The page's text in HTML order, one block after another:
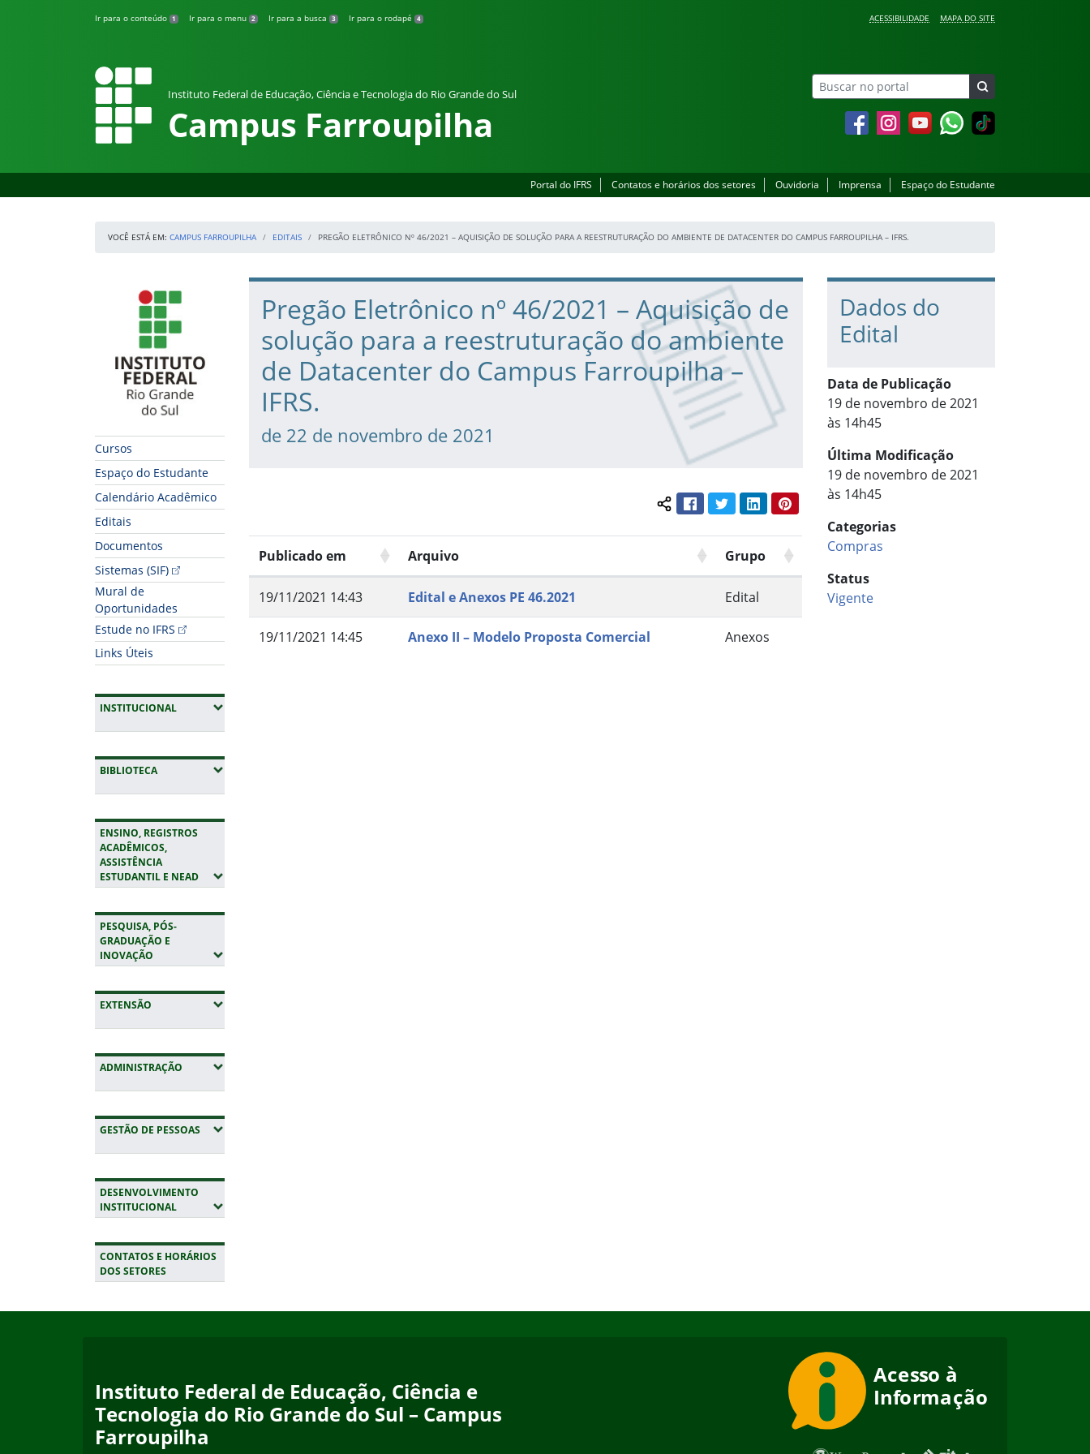
Ir para o conteúdo 1 Ir para o menu 2 Ir para a busca 3 Ir para o rodapé 4 ACESSIBILIDADE MAPA DO SITE
Instituto Federal de Educação, Ciência e Tecnologia do Rio Grande do Sul
Campus Farroupilha FacebookInstagramYouTubeWhatsapp
Portal do IFRS Contatos e horários dos setores Ouvidoria Imprensa Espaço do Estudante
VOCÊ ESTÁ EM: CAMPUS FARROUPILHA EDITAIS PREGÃO ELETRÔNICO Nº 46/2021 – AQUISIÇÃO DE SOLUÇÃO PARA A REESTRUTURAÇÃO DO AMBIENTE DE DATACENTER DO CAMPUS FARROUPILHA – IFRS.
Início da navegação
Cursos
Espaço do Estudante
Calendário Acadêmico
Editais
Documentos
Sistemas (SIF)
Mural de
Oportunidades
Estude no IFRS
Links Úteis
INSTITUCIONAL(EXPANDIR SUBMENUS)
BIBLIOTECA(EXPANDIR SUBMENUS)
ENSINO, REGISTROS
ACADÊMICOS,
ASSISTÊNCIA
ESTUDANTIL E NEAD(EXPANDIR SUBMENUS)
PESQUISA, PÓS-
GRADUAÇÃO E
INOVAÇÃO (EXPANDIR SUBMENUS)
EXTENSÃO (EXPANDIR SUBMENUS)
ADMINISTRAÇÃO (EXPANDIR SUBMENUS)
GESTÃO DE PESSOAS (EXPANDIR SUBMENUS)
DESENVOLVIMENTO
INSTITUCIONAL(EXPANDIR SUBMENUS)
CONTATOS E HORÁRIOS
DOS SETORES
Início do conteúdo
Pregão Eletrônico nº 46/2021 – Aquisição de
solução para a reestruturação do ambiente
de Datacenter do Campus Farroupilha –
IFRS.
de 22 de novembro de 2021
Compartilhar conteúdo:
FacebookTwitterLinkedInPinterest
Publicado em Arquivo Grupo
19/11/2021 14:43 Edital e Anexos PE 46.2021 Edital
19/11/2021 14:45 Anexo II – Modelo Proposta Comercial Anexos
Dados do
Edital
Data de Publicação
19 de novembro de 2021
às 14h45
Última Modificação
19 de novembro de 2021
às 14h45
Categorias
Compras
Status
Vigente
Instituto Federal de Educação, Ciência e
Tecnologia do Rio Grande do Sul – Campus
Farroupilha